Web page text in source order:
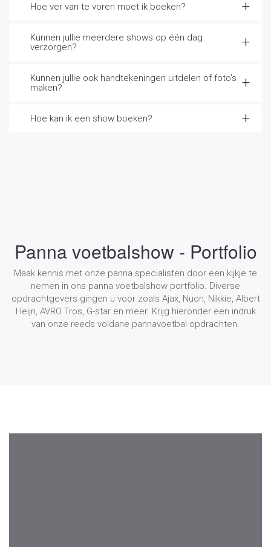
Hoe ver van te voren moet ik boeken?
Kunnen jullie meerdere shows op één dag
verzorgen?
Kunnen jullie ook handtekeningen uitdelen of foto's
maken?
Hoe kan ik een show boeken?
Panna voetbalshow - Portfolio
Maak kennis met onze panna specialisten door een kijkje te
nemen in ons panna voetbalshow portfolio. Diverse
opdrachtgevers gingen u voor zoals Ajax, Nuon, Nikkie, Albert
Heijn, AVRO Tros, G-star en meer. Krijg hieronder een indruk
van onze reeds voldane pannavoetbal opdrachten.